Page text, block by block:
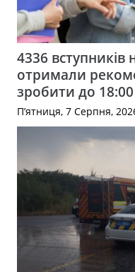
4336
отримали
зробити до
П’ятниця, 7 Серпня,